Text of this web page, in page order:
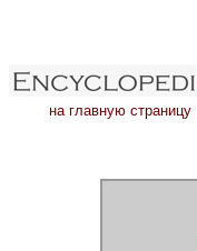
на главную страницу